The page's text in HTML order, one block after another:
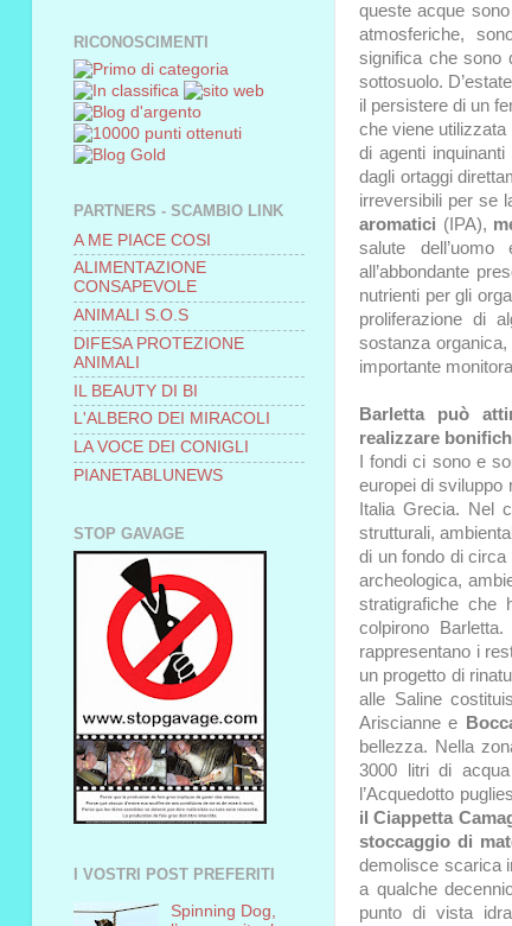
queste acque
atmosferiche,
significa che sono
sottosuolo.
il persistere di un
che viene
di agenti
dagli ortaggi
irreversibili per se
aromatici (IPA),
salute dell’uomo
all’abbondante
nutrienti per gli
proliferazione di
sostanza
importante
Barletta può
realizzare
I fondi ci sono e
europei di sviluppo
Italia Grecia. Nel
strutturali,
di un fondo di circa
archeologica,
stratigrafiche che
colpirono
rappresentano i
un progetto di
alle Saline
Ariscianne e
bellezza. Nella
3000 litri di
l’Acquedotto
il Ciappetta
stoccaggio di
demolisce scarica
a qualche
punto di vista
RICONOSCIMENTI
PARTNERS - SCAMBIO LINK
A ME PIACE COSI
ALIMENTAZIONE
CONSAPEVOLE
ANIMALI S.O.S
DIFESA PROTEZIONE
ANIMALI
IL BEAUTY DI BI
L'ALBERO DEI MIRACOLI
LA VOCE DEI CONIGLI
PIANETABLUNEWS
STOP GAVAGE
I VOSTRI POST PREFERITI
Spinning Dog,